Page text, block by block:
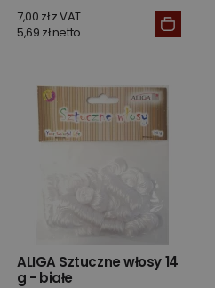
7,00 zł z VAT
5,69 zł netto
ALIGA Sztuczne włosy 14
g - białe